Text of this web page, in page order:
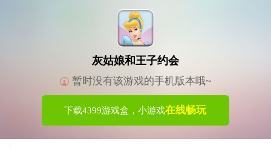
灰姑娘和王子约会
暂时没有该游戏的手机版本哦~
下载4399游戏盒，小游戏在线畅玩